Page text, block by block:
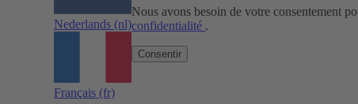
Nederlands (nl)
Français (fr)
Nous avons besoin de votre consentement
confidentialité .
Consentir